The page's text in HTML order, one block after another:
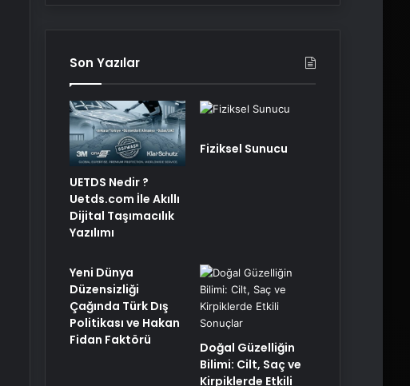
Son Yazılar
UETDS Nedir ?
Uetds.com İle Akıllı
Dijital Taşımacılık
Yazılımı
Fiziksel Sunucu
Yeni Dünya
Düzensizliği
Çağında Türk Dış
Politikası ve Hakan
Fidan Faktörü
Doğal Güzelliğin
Bilimi: Cilt, Saç ve
Kirpiklerde Etkili